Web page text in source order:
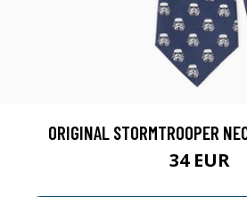
ORIGINAL STORMTROOPER
34 EUR